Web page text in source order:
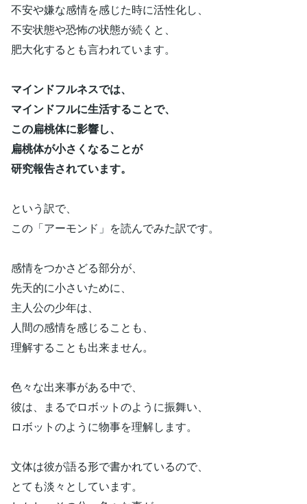
不安や嫌な感情を感じた時に活性化し、
不安状態や恐怖の状態が続くと、
肥大化するとも言われています。
マインドフルネスでは、
マインドフルに生活することで、
この扁桃体に影響し、
扁桃体が小さくなることが
研究報告されています。
という訳で、
この「アーモンド」を読んでみた訳です。
感情をつかさどる部分が、
先天的に小さいために、
主人公の少年は、
人間の感情を感じることも、
理解することも出来ません。
色々な出来事がある中で、
彼は、まるでロボットのように振舞い、
ロボットのように物事を理解します。
文体は彼が語る形で書かれているので、
とても淡々としています。